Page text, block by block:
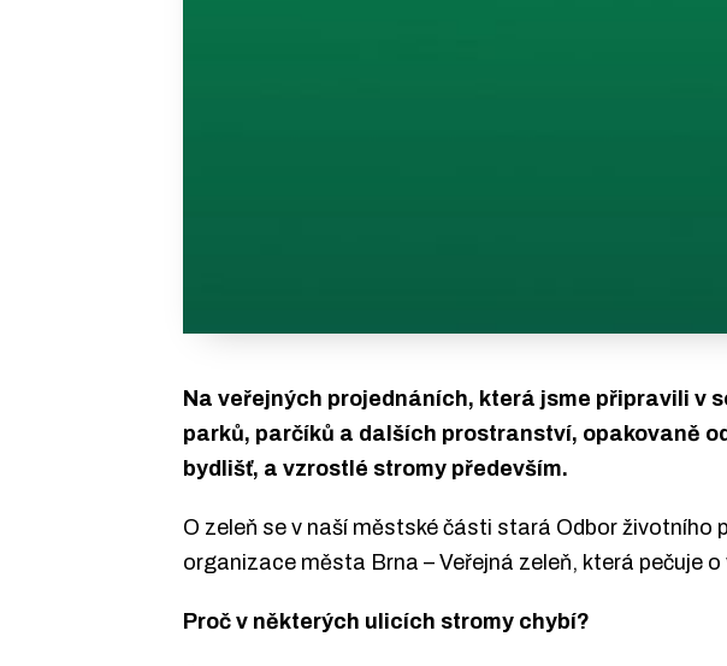
Na veřejných projednáních, která jsme připravili
parků, parčíků a dalších prostranství, opakovaně
bydlišť, a vzrostlé stromy především.
O zeleň se v naší městské části stará Odbor
organizace města Brna – Veřejná zeleň, která pečuje
Proč v některých ulicích stromy chybí?